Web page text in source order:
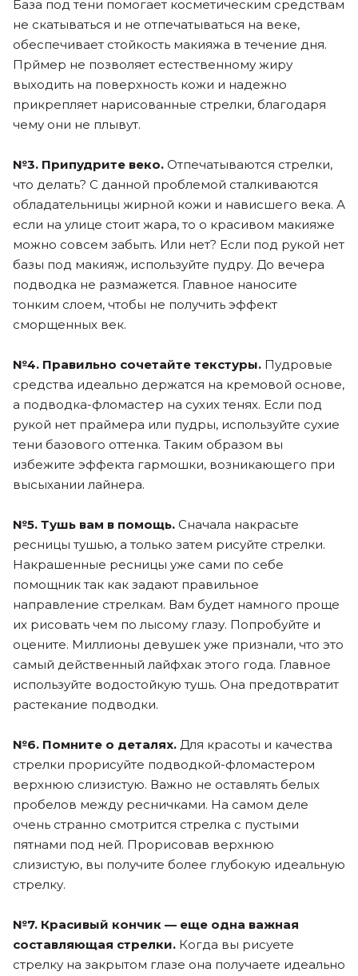
База под тени помогает косметическим средствам
не скатываться и не отпечатываться на веке,
обеспечивает стойкость макияжа в течение дня.
Прймер не позволяет естественному жиру
выходить на поверхность кожи и надежно
прикрепляет нарисованные стрелки, благодаря
чему они не плывут.
№3. Припудрите веко. Отпечатываются стрелки,
что делать? С данной проблемой сталкиваются
обладательницы жирной кожи и нависшего века. А
если на улице стоит жара, то о красивом макияже
можно совсем забыть. Или нет? Если под рукой нет
базы под макияж, используйте пудру. До вечера
подводка не размажется. Главное наносите
тонким слоем, чтобы не получить эффект
сморщенных век.
№4. Правильно сочетайте текстуры. Пудровые
средства идеально держатся на кремовой основе,
а подводка-фломастер на сухих тенях. Если под
рукой нет праймера или пудры, используйте сухие
тени базового оттенка. Таким образом вы
избежите эффекта гармошки, возникающего при
высыхании лайнера.
№5. Тушь вам в помощь. Сначала накрасьте
ресницы тушью, а только затем рисуйте стрелки.
Накрашенные ресницы уже сами по себе
помощник так как задают правильное
направление стрелкам. Вам будет намного проще
их рисовать чем по лысому глазу. Попробуйте и
оцените. Миллионы девушек уже признали, что это
самый действенный лайфхак этого года. Главное
используйте водостойкую тушь. Она предотвратит
растекание подводки.
№6. Помните о деталях. Для красоты и качества
стрелки прорисуйте подводкой-фломастером
верхнюю слизистую. Важно не оставлять белых
пробелов между ресничками. На самом деле
очень странно смотрится стрелка с пустыми
пятнами под ней. Прорисовав верхнюю
слизистую, вы получите более глубокую идеальную
стрелку.
№7. Красивый кончик — еще одна важная
составляющая стрелки. Когда вы рисуете
стрелку на закрытом глазе она получаете идеально